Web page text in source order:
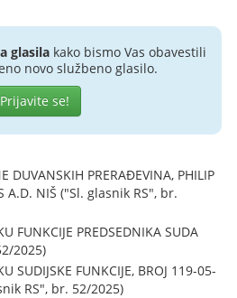
glasilakako bismo Vas obavestili
novo službeno glasilo.
Prijavite se!
DUVANSKIH PRERAĐEVINA, PHILIP
A.D. NIŠ ("Sl. glasnik RS", br.
FUNKCIJE PREDSEDNIKA SUDA
2025)
SUDIJSKE FUNKCIJE, BROJ 119-05-
RS", br. 52/2025)